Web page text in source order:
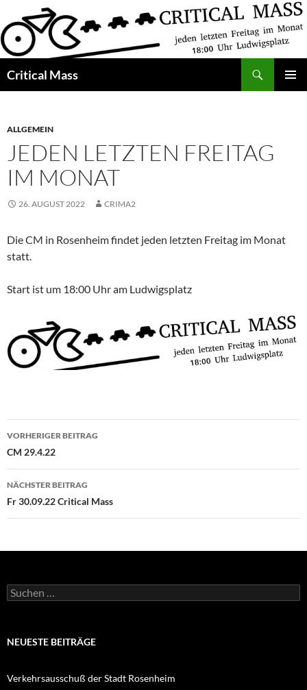
Inhalt
springen
Critical Mass
ALLGEMEIN
JEDEN LETZTEN FREITAG
IM MONAT
26. AUGUST 2022 CRIMA2
Die CM in Rosenheim findet jeden letzten Freitag im Monat
statt.
Start ist um 18:00 Uhr am Ludwigsplatz
Beitragsnavigation
VORHERIGER BEITRAG
CM 29.4.22
NÄCHSTER BEITRAG
Fr 30.09.22 Critical Mass
Suchen
nach:
NEUESTE BEITRÄGE
Verkehrsausschuß der Stadt Rosenheim